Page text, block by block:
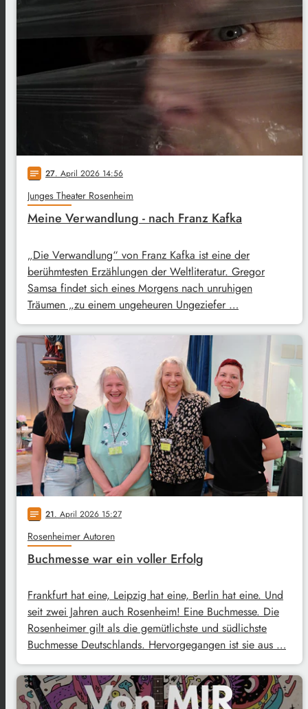
notes 27. April 2026 14:56
Junges Theater Rosenheim
Meine Verwandlung - nach Franz Kafka
„Die Verwandlung“ von Franz Kafka ist eine der
berühmtesten Erzählungen der Weltliteratur. Gregor
Samsa findet sich eines Morgens nach unruhigen
Träumen „zu einem ungeheuren Ungeziefer …
notes 21. April 2026 15:27
Rosenheimer Autoren
Buchmesse war ein voller Erfolg
Frankfurt hat eine, Leipzig hat eine, Berlin hat eine. Und
seit zwei Jahren auch Rosenheim! Eine Buchmesse. Die
Rosenheimer gilt als die gemütlichste und südlichste
Buchmesse Deutschlands. Hervorgegangen ist sie aus …